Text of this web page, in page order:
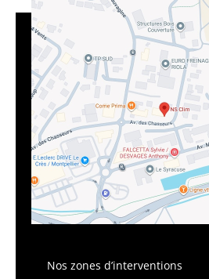
Nos zones d’interventions